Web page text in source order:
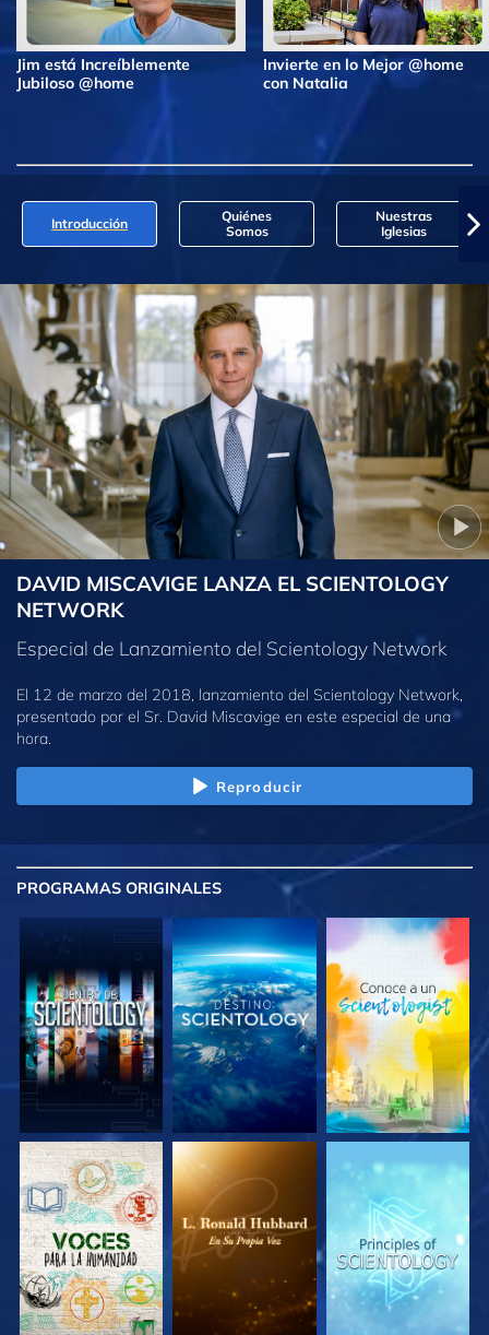
Jim está Increíblemente
Jubiloso @home
Invierte en lo Mejor @home
con Natalia
Introducción
Quiénes
Somos
Nuestras
Iglesias
DAVID MISCAVIGE LANZA EL SCIENTOLOGY
NETWORK
Especial de Lanzamiento del Scientology Network
El 12 de marzo del 2018, lanzamiento del Scientology Network,
presentado por el Sr. David Miscavige en este especial de una
hora.
Reproducir
PROGRAMAS ORIGINALES
EXPLORA LAS
SERIES
EXPLORA LAS
SERIES
EXPLORA LAS
SERIES